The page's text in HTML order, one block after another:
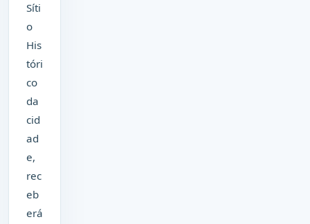
Síti
o
His
tóri
co
da
cid
ad
e,
rec
eb
erá